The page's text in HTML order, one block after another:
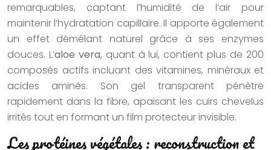
remarquables, captant l’humidité de l’air pour
maintenir l’hydratation capillaire. Il apporte également
un effet démêlant naturel grâce à ses enzymes
douces. L’aloe vera, quant à lui, contient plus de 200
composés actifs incluant des vitamines, minéraux et
acides aminés. Son gel transparent pénètre
rapidement dans la fibre, apaisant les cuirs chevelus
irrités tout en formant un film protecteur invisible.
Les protéines végétales : reconstruction et